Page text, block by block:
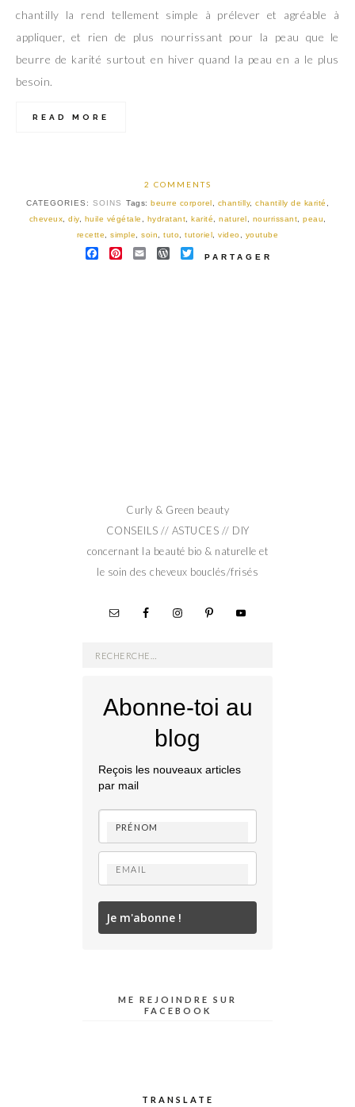
chantilly la rend tellement simple à prélever et agréable à
appliquer, et rien de plus nourrissant pour la peau que le
beurre de karité surtout en hiver quand la peau en a le plus
besoin.
READ MORE
2 COMMENTS
CATEGORIES: SOINS Tags: beurre corporel chantilly, chantilly de karité
cheveux
diy, huile végétale hydratant karité naturel nourrissant peau
recette
,simple ,soin ,tuto ,tutoriel ,video youtube
FACEBOOK
PINTEREST
EMAILWORDPRESS
TWITTER
PARTAGER
Curly & Green beauty
CONSEILS // ASTUCES // DIY
concernant la beauté bio & naturelle et
le soin des cheveux bouclés/frisés
Rechercher :
Abonne-toi au
blog
Reçois les nouveaux articles
par mail
Je m'abonne !
ME REJOINDRE SUR
FACEBOOK
TRANSLATE